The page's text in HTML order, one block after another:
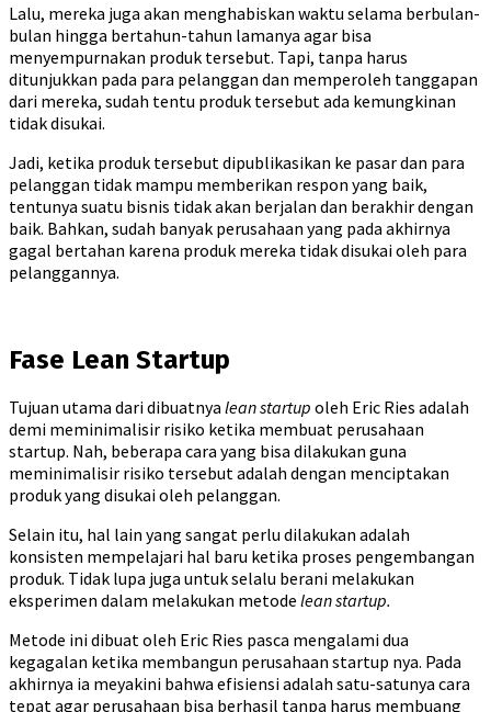
Lalu, mereka juga akan menghabiskan waktu selama berbulan-
bulan hingga bertahun-tahun lamanya agar bisa
menyempurnakan produk tersebut. Tapi, tanpa harus
ditunjukkan pada para pelanggan dan memperoleh tanggapan
dari mereka, sudah tentu produk tersebut ada kemungkinan
tidak disukai.
Jadi, ketika produk tersebut dipublikasikan ke pasar dan para
pelanggan tidak mampu memberikan respon yang baik,
tentunya suatu bisnis tidak akan berjalan dan berakhir dengan
baik. Bahkan, sudah banyak perusahaan yang pada akhirnya
gagal bertahan karena produk mereka tidak disukai oleh para
pelanggannya.
Fase Lean Startup
Tujuan utama dari dibuatnya lean startup oleh Eric Ries adalah
demi meminimalisir risiko ketika membuat perusahaan
startup. Nah, beberapa cara yang bisa dilakukan guna
meminimalisir risiko tersebut adalah dengan menciptakan
produk yang disukai oleh pelanggan.
Selain itu, hal lain yang sangat perlu dilakukan adalah
konsisten mempelajari hal baru ketika proses pengembangan
produk. Tidak lupa juga untuk selalu berani melakukan
eksperimen dalam melakukan metode lean startup.
Metode ini dibuat oleh Eric Ries pasca mengalami dua
kegagalan ketika membangun perusahaan startup nya. Pada
akhirnya ia meyakini bahwa efisiensi adalah satu-satunya cara
tepat agar perusahaan bisa berhasil tanpa harus membuang